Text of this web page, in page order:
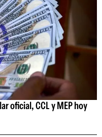
oficial, CCL y MEP hoy